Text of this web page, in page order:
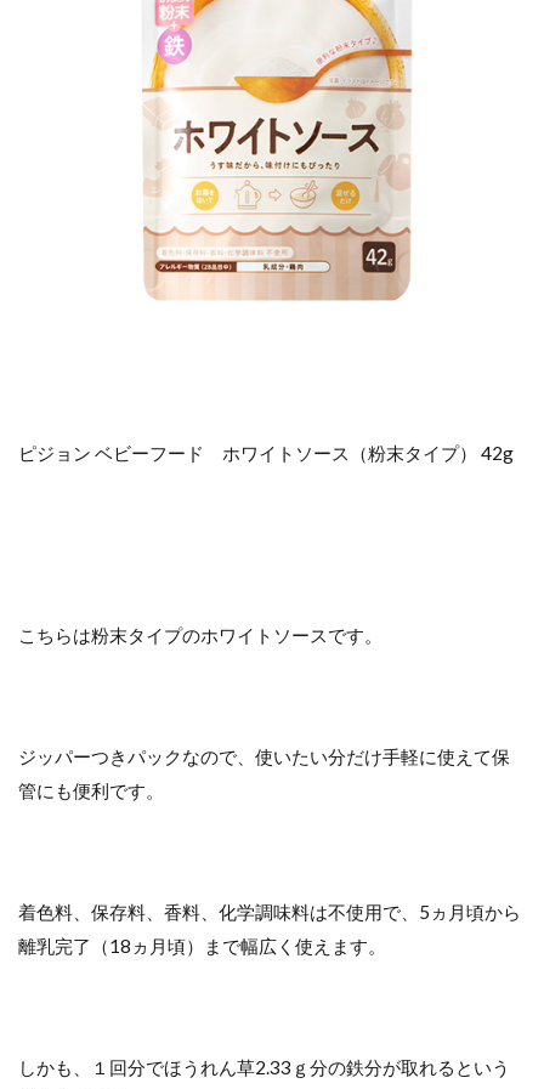
ピジョン ベビーフード ホワイトソース（粉末タイプ） 42g
こちらは粉末タイプのホワイトソースです。
ジッパーつきパックなので、使いたい分だけ手軽に使えて保
管にも便利です。
着色料、保存料、香料、化学調味料は不使用で、5ヵ月頃から
離乳完了（18ヵ月頃）まで幅広く使えます。
しかも、１回分でほうれん草2.33ｇ分の鉄分が取れるという